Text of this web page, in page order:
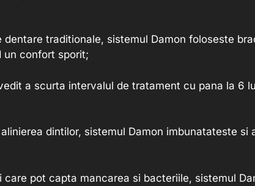
dentare traditionale, sistemul Damon foloseste
un confort sporit;
a scurta intervalul de tratament cu pana la 6
dintilor, sistemul Damon imbunatateste
care pot capta mancarea si bacteriile, sistemul